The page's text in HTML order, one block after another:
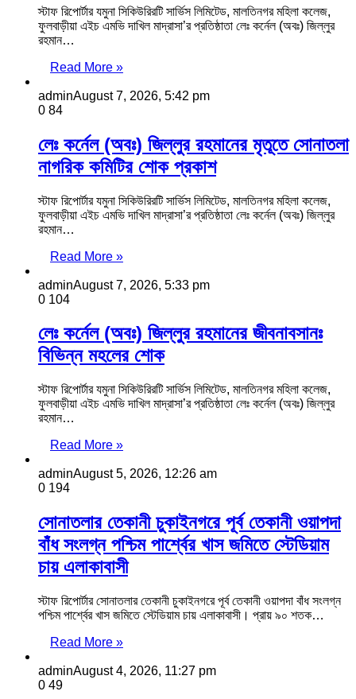
স্টাফ রিপোর্টার যমুনা সিকিউরিরটি সার্ভিস লিমিটেড, মালতিনগর মহিলা কলেজ,
ফুলবাড়ীয়া এইচ এমভি দাখিল মাদ্রাসা’র প্রতিষ্ঠাতা লেঃ কর্নেল (অবঃ) জিল্লুর
রহমান…
Read More »
adminAugust 7, 2026, 5:42 pm
0 84
লেঃ কর্নেল (অবঃ) জিল্লুর রহমানের মৃতূতে সোনাতলা
নাগরিক কমিটির শোক প্রকাশ
স্টাফ রিপোর্টার যমুনা সিকিউরিরটি সার্ভিস লিমিটেড, মালতিনগর মহিলা কলেজ,
ফুলবাড়ীয়া এইচ এমভি দাখিল মাদ্রাসা’র প্রতিষ্ঠাতা লেঃ কর্নেল (অবঃ) জিল্লুর
রহমান…
Read More »
adminAugust 7, 2026, 5:33 pm
0 104
লেঃ কর্নেল (অবঃ) জিল্লুর রহমানের জীবনাবসানঃ
বিভিন্ন মহলের শোক
স্টাফ রিপোর্টার যমুনা সিকিউরিরটি সার্ভিস লিমিটেড, মালতিনগর মহিলা কলেজ,
ফুলবাড়ীয়া এইচ এমভি দাখিল মাদ্রাসা’র প্রতিষ্ঠাতা লেঃ কর্নেল (অবঃ) জিল্লুর
রহমান…
Read More »
adminAugust 5, 2026, 12:26 am
0 194
সোনাতলার তেকানী চুকাইনগরে পূর্ব তেকানী ওয়াপদা
বাঁধ সংলগ্ন পশ্চিম পার্শ্বের খাস জমিতে স্টেডিয়াম
চায় এলাকাবাসী
স্টাফ রিপোর্টার সোনাতলার তেকানী চুকাইনগরে পূর্ব তেকানী ওয়াপদা বাঁধ সংলগ্ন
পশ্চিম পার্শ্বের খাস জমিতে স্টেডিয়াম চায় এলাকাবাসী। প্রায় ৯০ শতক…
Read More »
adminAugust 4, 2026, 11:27 pm
0 49